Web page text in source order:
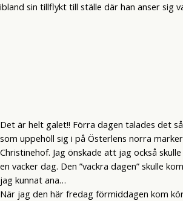
ibland sin tillflykt till ställe där han anser sig
Det är helt galet!! Förra dagen talades det
som uppehöll sig i på Österlens norra
Christinehof. Jag önskade att jag också
en vacker dag. Den ”vackra dagen” skulle
jag kunnat ana…
När jag den här fredag förmiddagen kom